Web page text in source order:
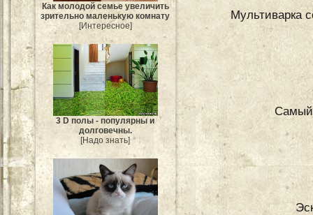
Как молодой семье увеличить
зрительно маленькую комнату
[Интересное]
3 D полы - популярны и
долговечны.
[Надо знать]
Мультиварка
Самый